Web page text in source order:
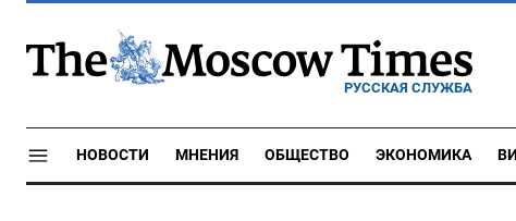
РУССКАЯ СЛУЖБА
НОВОСТИ МНЕНИЯ ОБЩЕСТВО ЭКОНОМИКА